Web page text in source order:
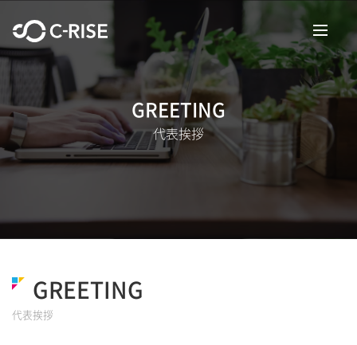
GREETING
代表挨拶
GREETING
代表挨拶